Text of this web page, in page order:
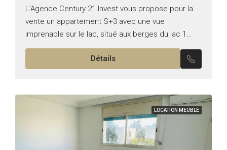
L’Agence Century 21 Invest vous propose pour la
vente un appartement S+3 avec une vue
imprenable sur le lac, situé aux berges du lac 1
Superficie : 207m² Il se compose de...
Détails
LOCATION MEUBLÉ